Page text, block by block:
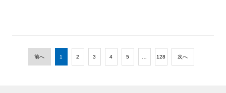
前へ 1 2 3 4 5 128 次へ